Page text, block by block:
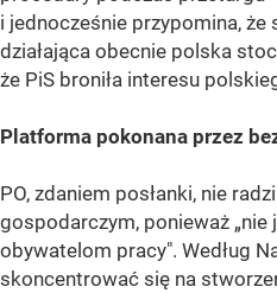
i jednocześnie przypomina,
działająca obecnie polska
że PiS broniła interesu
Platforma pokonana przez
PO, zdaniem posłanki, nie
gospodarczym, ponieważ
obywatelom pracy". Według
skoncentrować się na